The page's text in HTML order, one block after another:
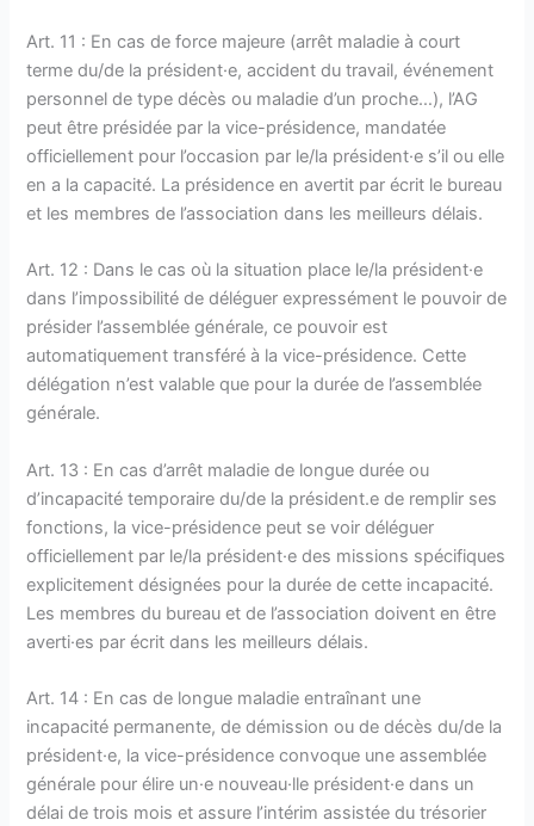
Art. 11 : En cas de force majeure (arrêt maladie à court
terme du/de la président·e, accident du travail, événement
personnel de type décès ou maladie d’un proche…), l’AG
peut être présidée par la vice-présidence, mandatée
officiellement pour l’occasion par le/la président·e s’il ou elle
en a la capacité. La présidence en avertit par écrit le bureau
et les membres de l’association dans les meilleurs délais.
Art. 12 : Dans le cas où la situation place le/la président·e
dans l’impossibilité de déléguer expressément le pouvoir de
présider l’assemblée générale, ce pouvoir est
automatiquement transféré à la vice-présidence. Cette
délégation n’est valable que pour la durée de l’assemblée
générale.
Art. 13 : En cas d’arrêt maladie de longue durée ou
d’incapacité temporaire du/de la président.e de remplir ses
fonctions, la vice-présidence peut se voir déléguer
officiellement par le/la président·e des missions spécifiques
explicitement désignées pour la durée de cette incapacité.
Les membres du bureau et de l’association doivent en être
averti·es par écrit dans les meilleurs délais.
Art. 14 : En cas de longue maladie entraînant une
incapacité permanente, de démission ou de décès du/de la
président·e, la vice-présidence convoque une assemblée
générale pour élire un·e nouveau·lle président·e dans un
délai de trois mois et assure l’intérim assistée du trésorier